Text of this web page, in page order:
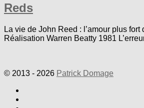
Reds
La vie de John Reed : l’amour plus
Réalisation Warren Beatty 1981
© 2013 - 2026 Patrick Domage